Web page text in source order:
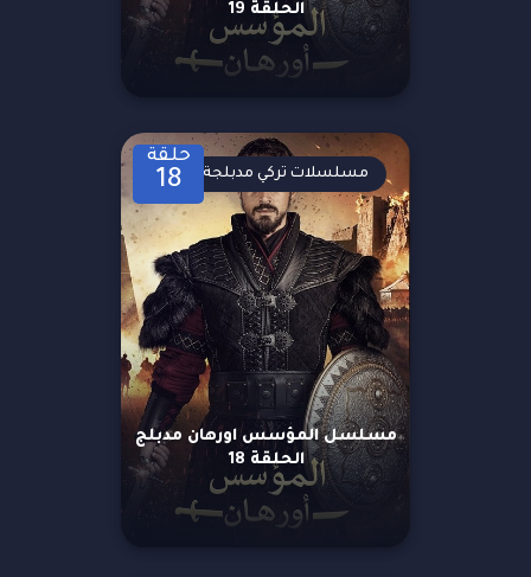
الحلقة 19
حلقة
18
مسلسل المؤسس اورهان مدبلج
الحلقة 18
مسلسلات تركي مدبلجة